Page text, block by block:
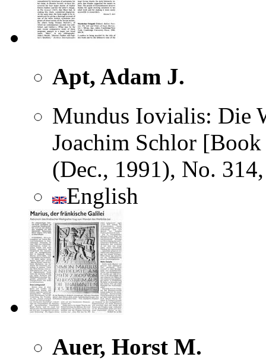
Apt, Adam J.
Mundus Iovialis: Die
Joachim Schlor
(Dec., 1991), No.
English
Auer, Horst M.